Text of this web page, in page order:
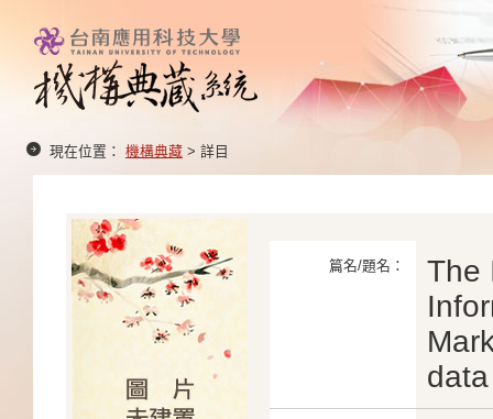
現在位置： 機構典藏 > 詳目
篇名/題名：
The